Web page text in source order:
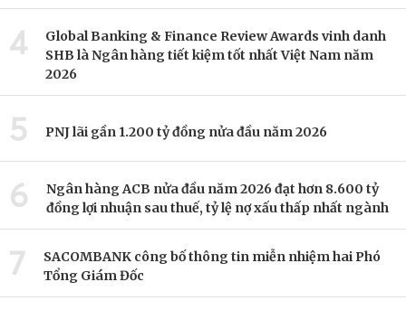
4
Global Banking & Finance Review Awards vinh danh
SHB là Ngân hàng tiết kiệm tốt nhất Việt Nam năm
2026
5 PNJ lãi gần 1.200 tỷ đồng nửa đầu năm 2026
6
Ngân hàng ACB nửa đầu năm 2026 đạt hơn 8.600 tỷ
đồng lợi nhuận sau thuế, tỷ lệ nợ xấu thấp nhất ngành
7
SACOMBANK công bố thông tin miễn nhiệm hai Phó
Tổng Giám Đốc